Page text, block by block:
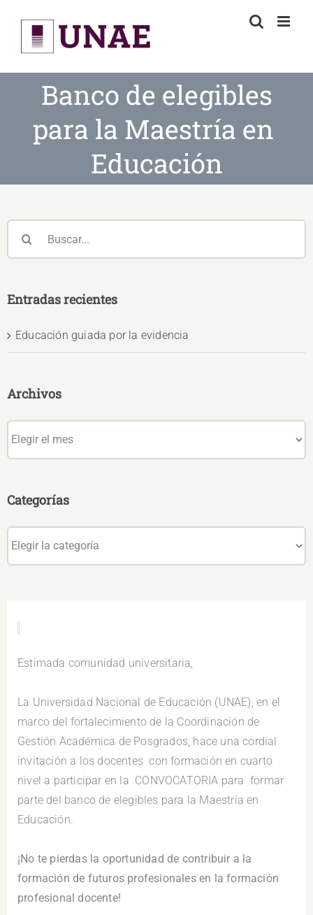
content
Banco de elegibles
para la Maestría en
Educación
Estimada comunidad universitaria,
La Universidad Nacional de Educación (UNAE), en el
marco del fortalecimiento de la Coordinación de
Gestión Académica de Posgrados, hace una cordial
invitación a los docentes con formación en cuarto
nivel a participar en la CONVOCATORIA para formar
parte del banco de elegibles para la Maestría en
Educación.
¡No te pierdas la oportunidad de contribuir a la
formación de futuros profesionales en la formación
profesional docente!
Entradas recientes
Educación guiada por la evidencia
Archivos
Categorías